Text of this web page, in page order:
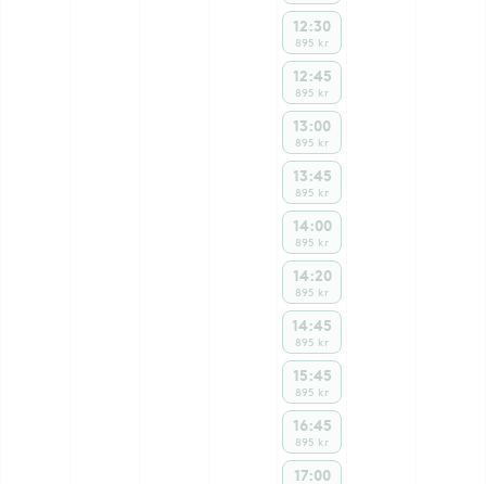
12:30
895 kr
12:45
895 kr
13:00
895 kr
13:45
895 kr
14:00
895 kr
14:20
895 kr
14:45
895 kr
15:45
895 kr
16:45
895 kr
17:00